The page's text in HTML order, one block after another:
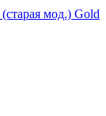
мод.) Gold